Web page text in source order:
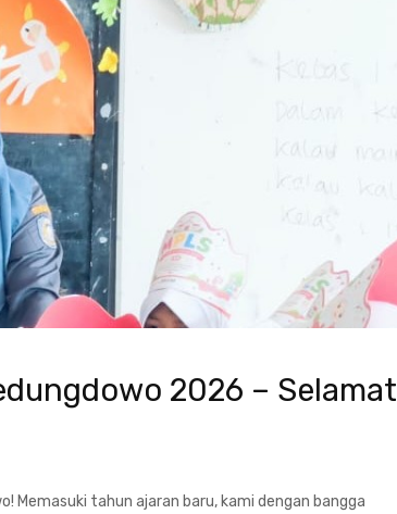
2026 – Selamat
Memasuki tahun ajaran baru, kami dengan bangga